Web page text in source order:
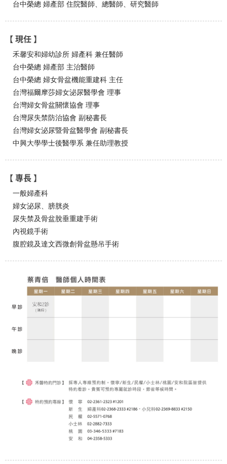
台中榮總 婦產部 住院醫師、總醫師、研究醫師
【 現任 】
禾馨安和婦幼診所 婦產科 兼任醫師
台中榮總 婦產部 主治醫師
台中榮總 婦女骨盆機能重建科 主任
台灣福爾摩莎婦女泌尿醫學會 理事
台灣婦女骨盆關懷協會 理事
台灣尿失禁防治協會 副秘書長
台灣婦女泌尿暨骨盆醫學會 副秘書長
中興大學學士後醫學系 兼任助理教授
【 專長 】
一般婦產科
婦女泌尿、膀胱炎
尿失禁及骨盆脫垂重建手術
內視鏡手術
腹腔鏡及達文西微創骨盆懸吊手術